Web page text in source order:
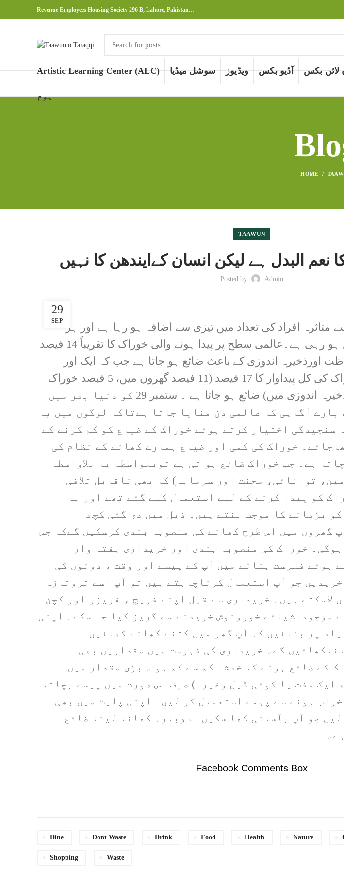
Revenue Employees Housing Society 296 B, Lahore, Pakistan…
Artistic Learning Center (ALC) سوشل میڈیا ویڈیوز آڈیو بکس لائن بکس
ہوم
HOME
TAAWUN
نعم البدل ہے لیکن انسان کےایندھن کا نہیں
Posted by Admin
29
SEP
سے متاثرہ افراد کی تعداد میں تیزی سے اضافہ ہو رہا ہے اور ہر
روزکئی ہزارٹن خوراک ضائع ہو رہی ہے۔عالمی سطح پر پیدا ہونے والی خوراک کا تقریباً 14 فیصد
اورذخیرہ اندوزی کے باعث ضائع ہو جاتا ہے جب کہ ایک اور
اندازے کے مطابق عالمی خوراک کی کل پیداوار کا 17 فیصد (11 فیصد گھروں میں، 5 فیصد خوراک
کی تقسیم میں اور 2 فیصد ذخیرہ اندوزی میں) ضائع ہو جاتا ہے ۔ ستمبر 29 کو دنیا بھر میں
آگاہی کا عالمی دن منایا جاتا ہےتاکہ لوگوں میں یہ
سنجیدگی اختیار کرتے ہوئے خوراک کے ضیاع کو کم کرنے کے
خوراک کی کمی اور ضیاع ہمارے کھانے کے نظام کی
ہے۔ جب خوراک ضائع ہو تی ہے توبلواسطہ یا بلاواسطہ
توانائی، محنت اور سرمایہ) کا بھی ناقابل تلافی
کو پیدا کرنے کے لیے استعمال کیے گئے تھے اور یہ
بڑھانے کا موجب بنتے ہیں۔ ذیل میں دی گئی کچھ
گھروں میں اس طرح کھانے کی منصوبہ بندی کرسکیں گےکہ جس
خوراک کی منصوبہ بندی اور خریداری ہفتہ وار
ہوئے فہرست بنانے میں آپ کے پیسے اور وقت ، دونوں کی
جو آپ استعمال کرناچاہتے ہیں تو آپ اسے تروتازہ
لاسکتے ہیں۔ خریداری سے قبل اپنے فریج ، فریزر اور کچن
موجوداشیائے خورونوش خریدنے سے گریز کیا جا سکے۔ اپنی
پر بنائیں کہ آپ گھر میں کتنے کھانے کھائیں
گے۔ خریداری کی فہرست میں مقداریں بھی
کے ضائع ہونے کا خدشہ کم سے کم ہو ۔ بڑی مقدار میں
ایک مفت یا کوئی ڈیل وغیرہ) صرف اس صورت میں پیسے بچاتا
ہونے سے پہلے استعمال کر لیں۔ اپنی پلیٹ میں بھی
جو آپ بآسانی کھا سکیں۔ دوبارہ کھانا لینا ضائع
Facebook Comments Box
Dine Dont Waste Drink Food Health Nature
Shopping Waste